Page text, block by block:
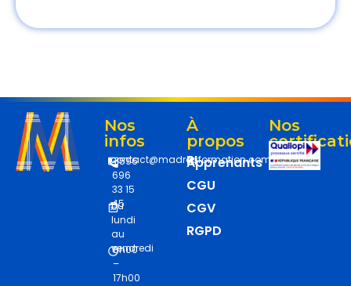
Nos
infos
contact@madrasformation.com
+596
696
33 15
45
Du
lundi
au
vendredi
8h00
–
17h00
À
propos
RI
Apprenants
CGU
CGV
RGPD
Nos